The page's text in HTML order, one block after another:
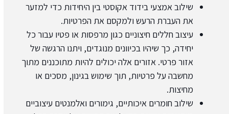
שילוב אמצעי בידוד אקוסטי בין היחידות כדי למזער
את העברת הרעש ולמקסם את הפרטיות.
עיצוב חללים חיצוניים כגון מרפסות או פטיו עבור כל
יחידה, כך שיהיו בכיוונים מנוגדים, ויתנו הרגשה של
אזור פרטי. אזורים אלה יכולים להיות מתוכננים מתוך
מחשבה על פרטיות, תוך שימוש בגינון, מסכים או
מחיצות.
שילוב חומרים איכותיים, גימורים ואלמנטים עיצוביים